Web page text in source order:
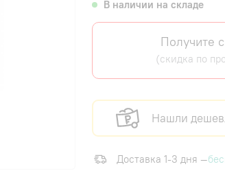
В наличии на складе
Получите
(скидка по
Нашли
Доставка 1-3 дня —